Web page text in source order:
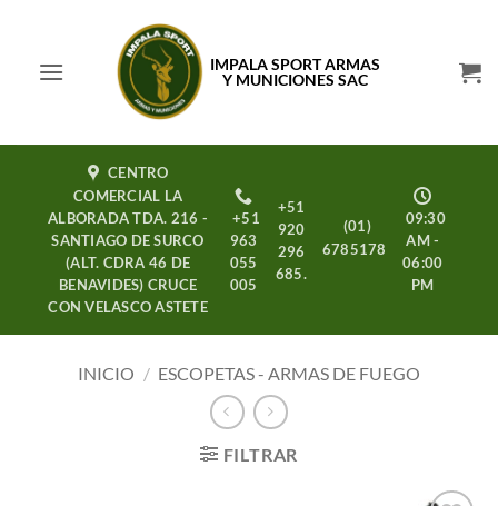
contenido
IMPALA SPORT ARMAS
Y MUNICIONES SAC
CENTRO
COMERCIAL LA
ALBORADA TDA. 216 -
SANTIAGO DE SURCO
(ALT. CDRA 46 DE
BENAVIDES) CRUCE
CON VELASCO ASTETE
09:30
AM -
06:00
PM
+51
963
055
005
+51
920
296
685.
(01)
6785178
INICIO / ESCOPETAS - ARMAS DE FUEGO
FILTRAR